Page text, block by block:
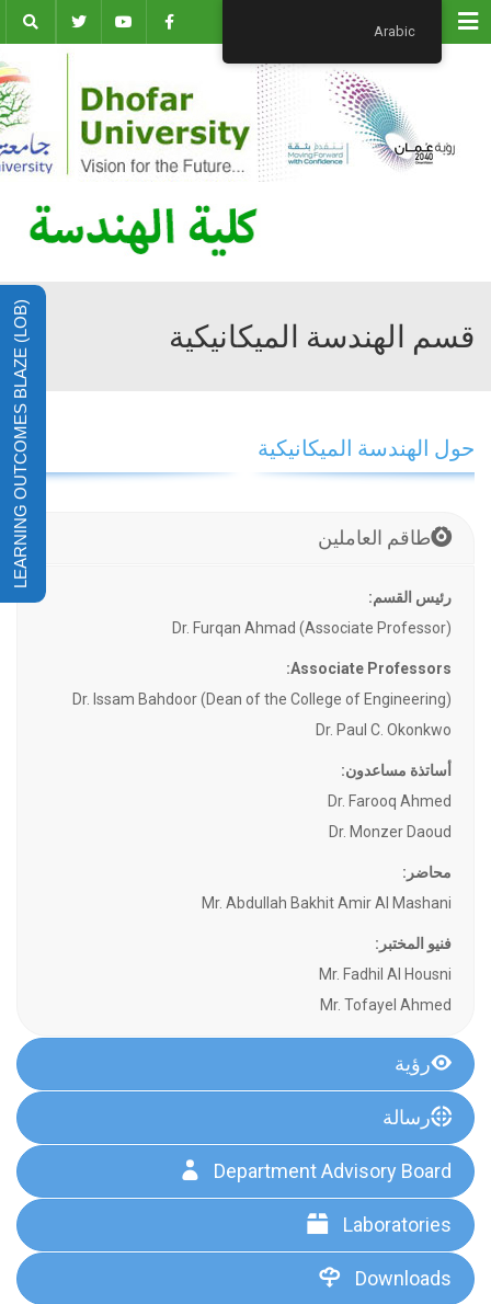
Menu
قسم الهندسة الميكانيكية
حول الهندسة الميكانيكية
طاقم العاملين
رئيس القسم:
Dr. Furqan Ahmad (Associate Professor)
Associate Professors:
Dr. Issam Bahdoor (Dean of the College of Engineering)
Dr. Paul C. Okonkwo
أساتذة مساعدون:
Dr. Farooq Ahmed
Dr. Monzer Daoud
محاضر:
Mr. Abdullah Bakhit Amir Al Mashani
فنيو المختبر:
Mr. Fadhil Al Housni
Mr. Tofayel Ahmed
رؤﯾﺔ
رﺳﺎﻟﺔ
Department Advisory Board
Laboratories
Downloads
Arabic
LEARNING OUTCOMES BLAZE (LOB)